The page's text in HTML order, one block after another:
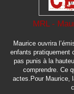
MRL -
Maurice ouvrira
enfants pratiquement
pas punis à la
comprendre. Ce
actes.Pour Maurice,